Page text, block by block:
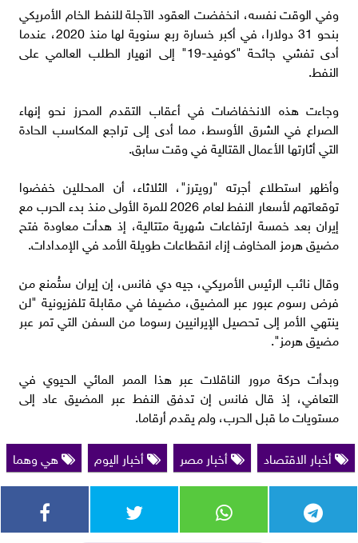
وفي الوقت نفسه، انخفضت العقود الآجلة للنفط الخام الأمريكي
بنحو 31 دولارا، في أكبر خسارة ربع سنوية لها منذ 2020، عندما
أدى تفشي جائحة "كوفيد-19" إلى انهيار الطلب العالمي على
النفط.
وجاءت هذه الانخفاضات في أعقاب التقدم المحرز نحو إنهاء
الصراع في الشرق الأوسط، مما أدى إلى تراجع المكاسب الحادة
التي أثارتها الأعمال القتالية في وقت سابق.
وأظهر استطلاع أجرته "رويترز"، الثلاثاء، أن المحللين خفضوا
توقعاتهم لأسعار النفط لعام 2026 للمرة الأولى منذ بدء الحرب مع
إيران بعد خمسة ارتفاعات شهرية متتالية، إذ هدأت معاودة فتح
مضيق هرمز المخاوف إزاء انقطاعات طويلة الأمد في الإمدادات.
وقال نائب الرئيس الأمريكي، جيه دي فانس، إن إيران ستُمنع من
فرض رسوم عبور عبر المضيق، مضيفا في مقابلة تلفزيونية "لن
ينتهي الأمر إلى تحصيل الإيرانيين رسوما من السفن التي تمر عبر
مضيق هرمز".
وبدأت حركة مرور الناقلات عبر هذا الممر المائي الحيوي في
التعافي، إذ قال فانس إن تدفق النفط عبر المضيق عاد إلى
مستويات ما قبل الحرب، ولم يقدم أرقاما.
أخبار الاقتصاد
أخبار مصر أخبار اليوم هي وهما